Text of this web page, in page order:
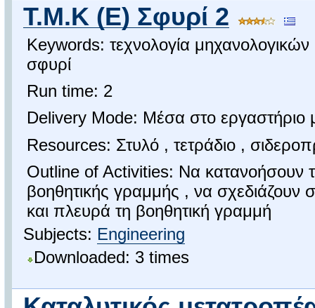
Τ.Μ.Κ (Ε) Σφυρί 2
Keywords: τεχνολογία
σφυρί
Run time: 2
Delivery Mode: Μέσα στο εργαστήριο
Resources: Στυλό , τετράδιο ,
Outline of Activities: Να κατανοήσουν
βοηθητικής γραμμής , να
και πλευρά τη βοηθητική γραμμή
Subjects: Engineering
Downloaded: 3 times